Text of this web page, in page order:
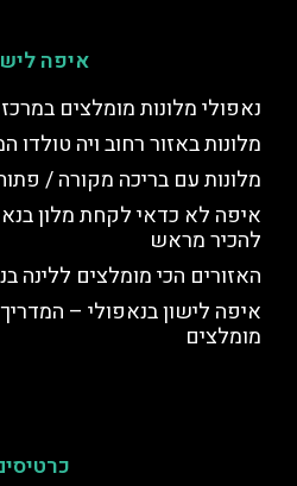
איפה
נאפולי מלונות מומלצים
מלונות באזור רחוב ויה טולדו
מלונות עם בריכה מקורה /
איפה לא כדאי לקחת מלון
להכיר מראש
האזורים הכי מומלצים ללינה
איפה לישון בנאפולי –
מומלצים